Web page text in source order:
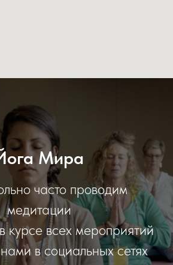
Мира
часто проводим
медитации
курсе всех мероприятий
в социальных сетях